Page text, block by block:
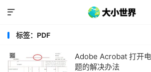

标签：PDF
Adobe Acrobat 打开
题的解决办法